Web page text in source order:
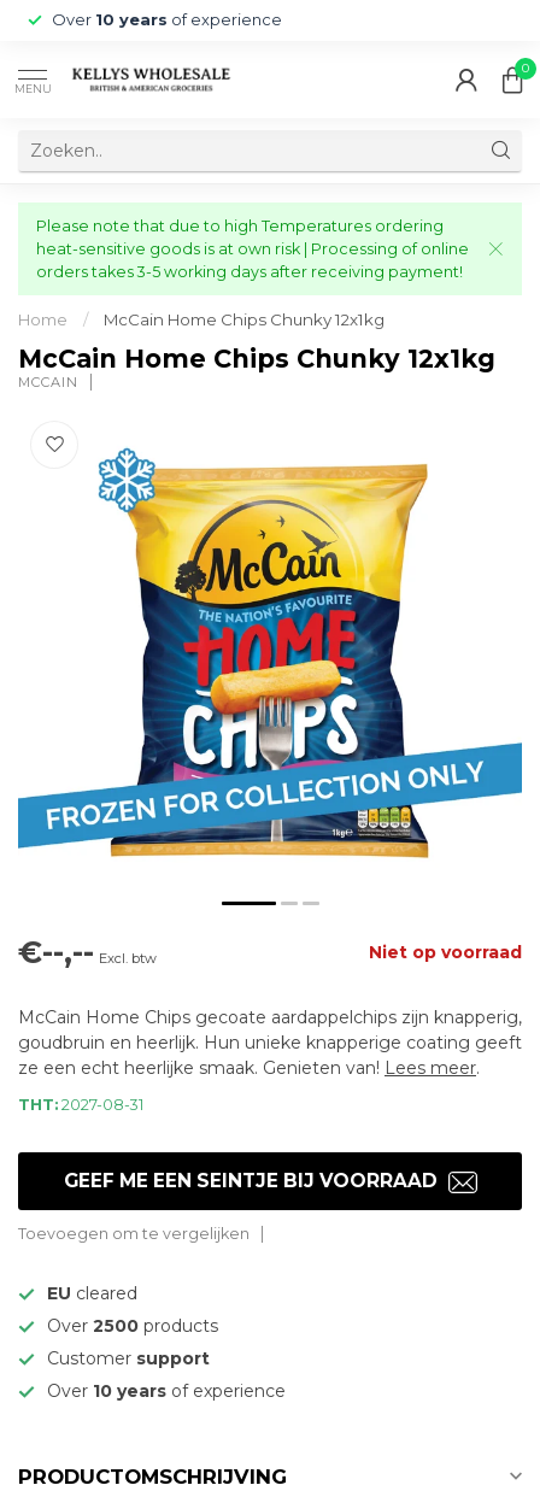
Over 10 years of experience
MENU
0
Please note that due to high Temperatures ordering
heat-sensitive goods is at own risk | Processing of online
orders takes 3-5 working days after receiving payment!
Home / McCain Home Chips Chunky 12x1kg
McCain Home Chips Chunky 12x1kg
MCCAIN
€--,-- Excl. btw Niet op voorraad
McCain Home Chips gecoate aardappelchips zijn knapperig,
goudbruin en heerlijk. Hun unieke knapperige coating geeft
ze een echt heerlijke smaak. Genieten van! Lees meer.
THT: 2027-08-31
GEEF ME EEN SEINTJE BIJ VOORRAAD
Toevoegen om te vergelijken
EU cleared
Over 2500 products
Customer support
Over 10 years of experience
PRODUCTOMSCHRIJVING